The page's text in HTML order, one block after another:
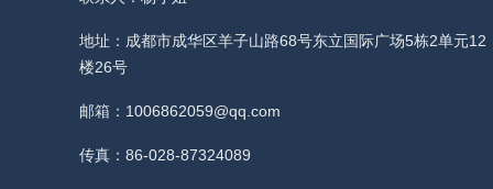
地址：成都市成华区羊子山路68号东立国际广场5栋2单元12
楼26号
邮箱：1006862059@qq.com
传真：86-028-87324089